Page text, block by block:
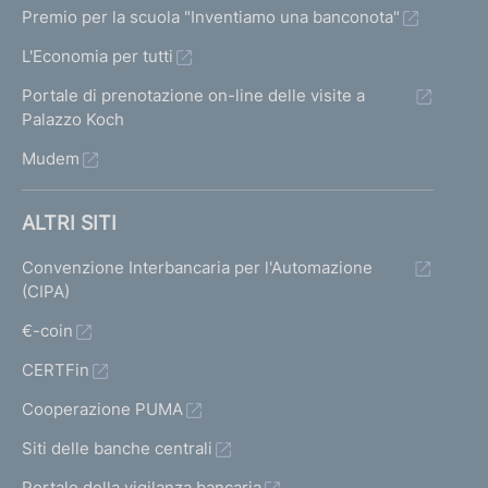
Premio per la scuola "Inventiamo una banconota"
L'Economia per tutti
Portale di prenotazione on-line delle visite a
Palazzo Koch
Mudem
ALTRI SITI
Convenzione Interbancaria per l'Automazione
(CIPA)
€-coin
CERTFin
Cooperazione PUMA
Siti delle banche centrali